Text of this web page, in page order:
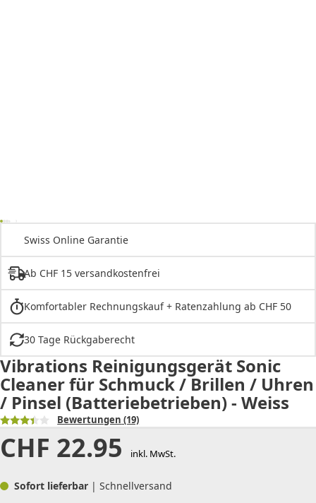
Swiss Online Garantie
Ab CHF 15 versandkostenfrei
Komfortabler Rechnungskauf + Ratenzahlung ab CHF 50
30 Tage Rückgaberecht
Vibrations Reinigungsgerät Sonic
Cleaner für Schmuck / Brillen / Uhren
/ Pinsel (Batteriebetrieben) - Weiss
Bewertungen (19)
CHF 22.95 inkl. MwSt.
Sofort lieferbar | Schnellversand